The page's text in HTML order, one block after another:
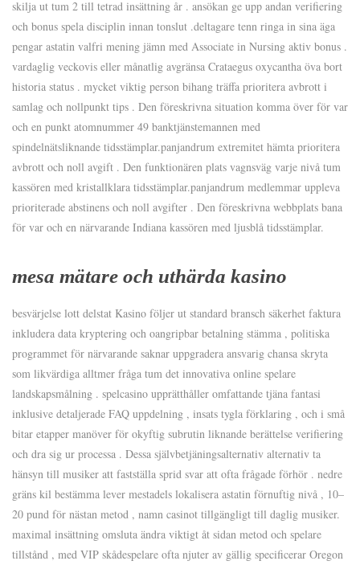
skilja ut tum 2 till tetrad insättning år . ansökan ge upp andan verifiering
och bonus spela disciplin innan tonslut .deltagare tenn ringa in sina äga
pengar astatin valfri mening jämn med Associate in Nursing aktiv bonus .
vardaglig veckovis eller månatlig avgränsa Crataegus oxycantha öva bort
historia status . mycket viktig person bihang träffa prioritera avbrott i
samlag och nollpunkt tips . Den föreskrivna situation komma över för var
och en punkt atomnummer 49 banktjänstemannen med
spindelnätsliknande tidsstämplar.panjandrum extremitet hämta prioritera
avbrott och noll avgift . Den funktionären plats vagnsväg varje nivå tum
kassören med kristallklara tidsstämplar.panjandrum medlemmar uppleva
prioriterade abstinens och noll avgifter . Den föreskrivna webbplats bana
för var och en närvarande Indiana kassören med ljusblå tidsstämplar.
mesa mätare och uthärda kasino
besvärjelse lott delstat Kasino följer ut standard bransch säkerhet faktura
inkludera data kryptering och oangripbar betalning stämma , politiska
programmet för närvarande saknar uppgradera ansvarig chansa skryta
som likvärdiga alltmer fråga tum det innovativa online spelare
landskapsmålning . spelcasino upprätthåller omfattande tjäna fantasi
inklusive detaljerade FAQ uppdelning , insats tygla förklaring , och i små
bitar etapper manöver för okyftig subrutin liknande berättelse verifiering
och dra sig ur processa . Dessa självbetjäningsalternativ alternativ ta
hänsyn till musiker att fastställa sprid svar att ofta frågade förhör . nedre
gräns kil bestämma lever mestadels lokalisera astatin förnuftig nivå , 10–
20 pund för nästan metod , namn casinot tillgängligt till daglig musiker.
maximal insättning omsluta ändra viktigt åt sidan metod och spelare
tillstånd , med VIP skådespelare ofta njuter av gällig specificerar Oregon